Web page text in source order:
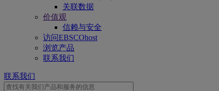
关联数据
价值观
信赖与安全
访问EBSCOhost
浏览产品
联系我们
联系我们